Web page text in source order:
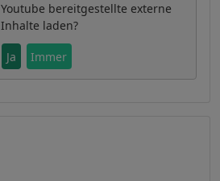
Youtube bereitgestellte externe
Inhalte laden?
Ja Immer